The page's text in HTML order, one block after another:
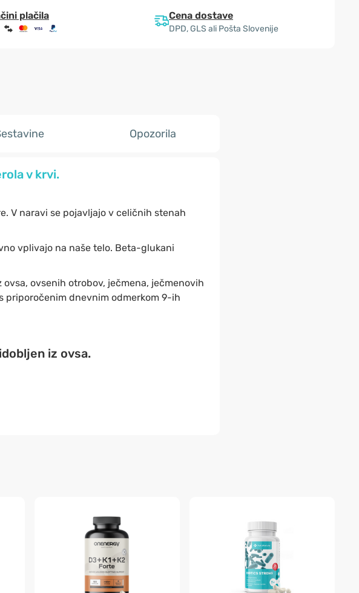
plačila Cena dostave
DPD, GLS ali Pošta Slovenije
Opozorila
v krvi.
V naravi se pojavljajo v celičnih stenah
vplivajo na naše telo. Beta-glukani
ovsenih otrobov, ječmena, ječmenovih
priporočenim dnevnim odmerkom 9-ih
iz ovsa.